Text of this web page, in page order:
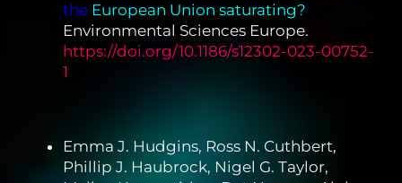
the European Union saturating?
Environmental Sciences Europe.
https://doi.org/10.1186/s12302-023-00752-
1
Emma J. Hudgins, Ross N. Cuthbert,
Phillip J. Haubrock, Nigel G. Taylor,